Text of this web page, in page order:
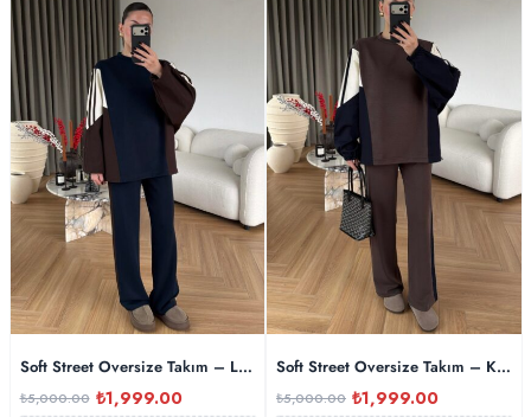
Soft Street Oversize Takım – Lacivert
₺5,000.00 ₺1,999.00
Soft Street Oversize Takım – Kahve
₺5,000.00 ₺1,999.00